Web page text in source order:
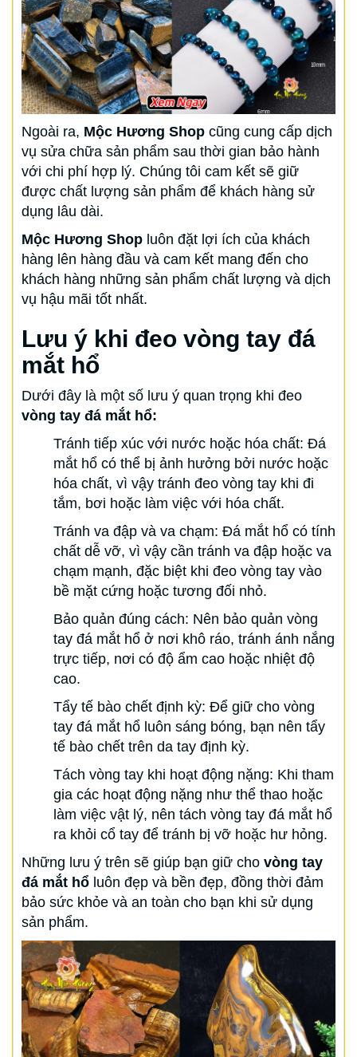
Ngoài ra, Mộc Hương Shop cũng cung cấp dịch
vụ sửa chữa sản phẩm sau thời gian bảo hành
với chi phí hợp lý. Chúng tôi cam kết sẽ giữ
được chất lượng sản phẩm để khách hàng sử
dụng lâu dài.
Mộc Hương Shop luôn đặt lợi ích của khách
hàng lên hàng đầu và cam kết mang đến cho
khách hàng những sản phẩm chất lượng và dịch
vụ hậu mãi tốt nhất.
Lưu ý khi đeo vòng tay đá
mắt hổ
Dưới đây là một số lưu ý quan trọng khi đeo
vòng tay đá mắt hổ:
Tránh tiếp xúc với nước hoặc hóa chất: Đá
mắt hổ có thể bị ảnh hưởng bởi nước hoặc
hóa chất, vì vậy tránh đeo vòng tay khi đi
tắm, bơi hoặc làm việc với hóa chất.
Tránh va đập và va chạm: Đá mắt hổ có tính
chất dễ vỡ, vì vậy cần tránh va đập hoặc va
chạm mạnh, đặc biệt khi đeo vòng tay vào
bề mặt cứng hoặc tương đối nhỏ.
Bảo quản đúng cách: Nên bảo quản vòng
tay đá mắt hổ ở nơi khô ráo, tránh ánh nắng
trực tiếp, nơi có độ ẩm cao hoặc nhiệt độ
cao.
Tẩy tế bào chết định kỳ: Để giữ cho vòng
tay đá mắt hổ luôn sáng bóng, bạn nên tẩy
tế bào chết trên da tay định kỳ.
Tách vòng tay khi hoạt động nặng: Khi tham
gia các hoạt động nặng như thể thao hoặc
làm việc vật lý, nên tách vòng tay đá mắt hổ
ra khỏi cổ tay để tránh bị vỡ hoặc hư hỏng.
Những lưu ý trên sẽ giúp bạn giữ cho vòng tay
đá mắt hổ luôn đẹp và bền đẹp, đồng thời đảm
bảo sức khỏe và an toàn cho bạn khi sử dụng
sản phẩm.